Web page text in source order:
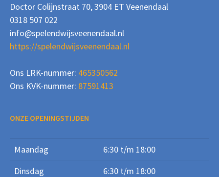
Doctor Colijnstraat 70, 3904 ET Veenendaal
0318 507 022
info@spelendwijsveenendaal.nl
https://spelendwijsveenendaal.nl
Ons LRK-nummer: 465350562
Ons KVK-nummer: 87591413
ONZE OPENINGSTIJDEN
Maandag
6:30 t/m 18:00
Dinsdag
6:30 t/m 18:00